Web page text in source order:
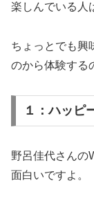
楽しんでいる人
ちょっとでも興
のから体験する
１：ハッピ
野呂佳代さんの
面白いですよ。